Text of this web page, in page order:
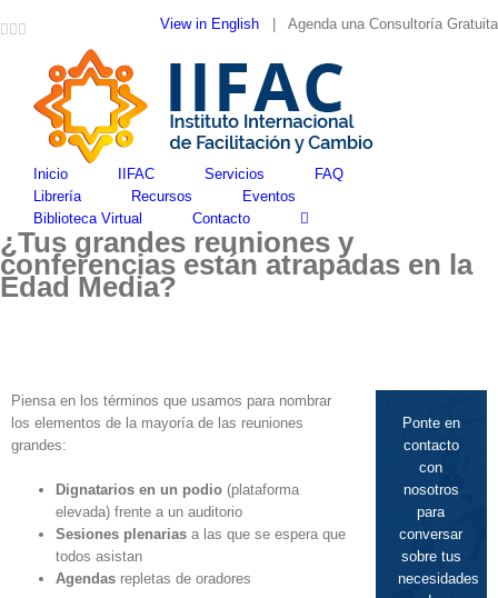
to
LinkedIn
Facebook
Twitter
Google+ View in English | Agenda una Consultoría Gratuita
Inicio IIFAC Servicios
FAQ
Librería
Recursos
Eventos
Biblioteca Virtual
Contacto
¿Tus grandes reuniones y
conferencias están atrapadas en la
Edad Media?
Piensa en los términos que usamos para nombrar
los elementos de la mayoría de las reuniones
grandes:
Dignatarios en un podio (plataforma
elevada) frente a un auditorio
Sesiones plenarias a las que se espera que
todos asistan
Agendas repletas de oradores
Ponte en
contacto
con
nosotros
para
conversar
sobre tus
necesidades